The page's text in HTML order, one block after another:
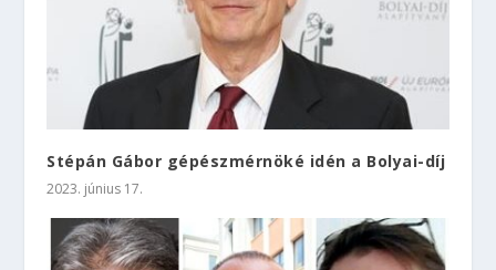
Stépán Gábor gépészmérnöké idén a Bolyai-díj
2023. június 17.